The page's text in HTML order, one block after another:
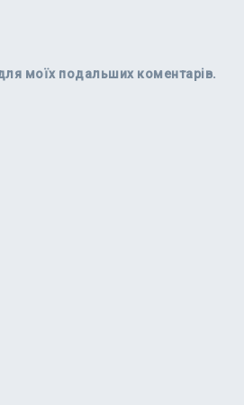
моїх подальших коментарів.